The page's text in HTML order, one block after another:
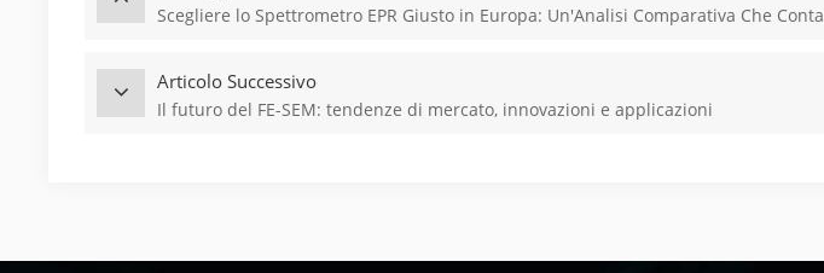
Scegliere lo Spettrometro EPR Giusto in Europa: Un'Analisi Comparativa Che Conta
Articolo Successivo
Il futuro del FE-SEM: tendenze di mercato, innovazioni e applicazioni